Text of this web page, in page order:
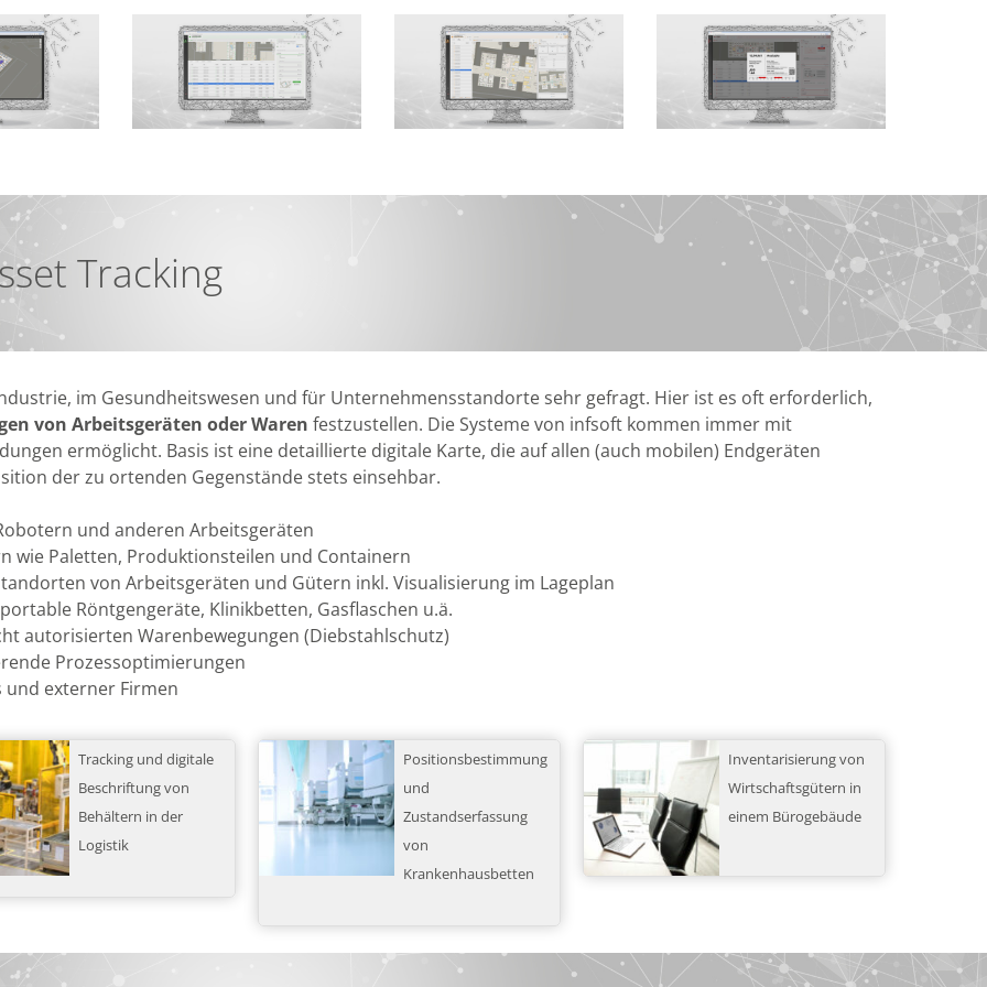
Tracking
im Gesundheitswesen und für Unternehmensstandorte sehr gefragt. Hier ist es oft erforderlich,
von Arbeitsgeräten oder Waren festzustellen. Die Systeme von infsoft kommen immer mit
ermöglicht. Basis ist eine detaillierte digitale Karte, die auf allen (auch mobilen) Endgeräten
der zu ortenden Gegenstände stets einsehbar.
und anderen Arbeitsgeräten
wie Paletten, Produktionsteilen und Containern
von Arbeitsgeräten und Gütern inkl. Visualisierung im Lageplan
Röntgengeräte, Klinikbetten, Gasflaschen u.ä.
autorisierten Warenbewegungen (Diebstahlschutz)
Prozessoptimierungen
externer Firmen
Tracking und digitale
Beschriftung von
Behältern in der
Logistik
Positionsbestimmung
und
Zustandserfassung
von
Krankenhausbetten
Inventarisierung von
Wirtschaftsgütern in
einem Bürogebäude